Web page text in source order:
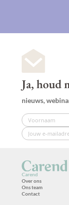
Ja, houd
nieuws,
Carend
Over ons
Ons team
Contact